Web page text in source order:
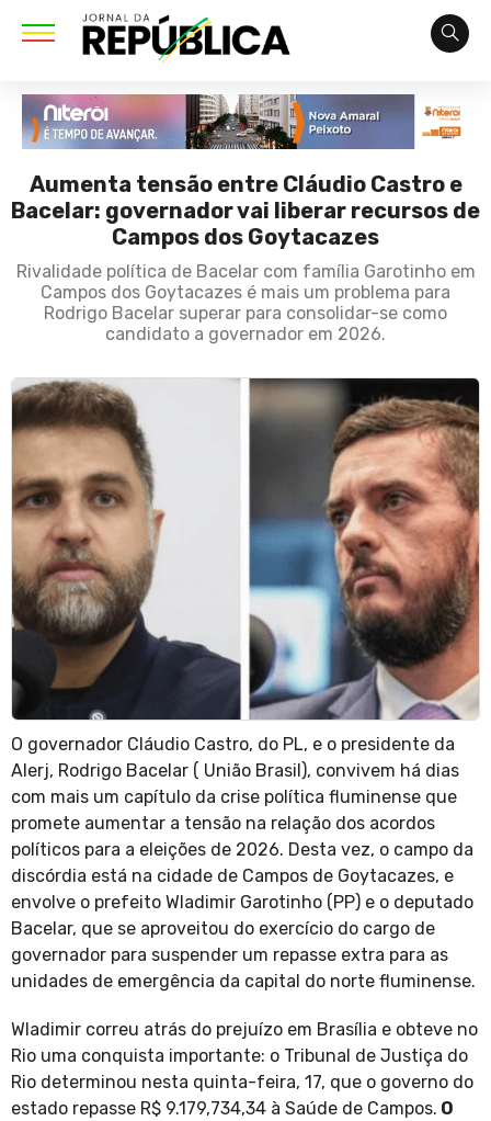
Aumenta tensão entre Cláudio Castro e
Bacelar: governador vai liberar recursos de
Campos dos Goytacazes
Rivalidade política de Bacelar com família Garotinho em
Campos dos Goytacazes é mais um problema para
Rodrigo Bacelar superar para consolidar-se como
candidato a governador em 2026.
O governador Cláudio Castro, do PL, e o presidente da
Alerj, Rodrigo Bacelar ( União Brasil), convivem há dias
com mais um capítulo da crise política fluminense que
promete aumentar a tensão na relação dos acordos
políticos para a eleições de 2026. Desta vez, o campo da
discórdia está na cidade de Campos de Goytacazes, e
envolve o prefeito Wladimir Garotinho (PP) e o deputado
Bacelar, que se aproveitou do exercício do cargo de
governador para suspender um repasse extra para as
unidades de emergência da capital do norte fluminense.
Wladimir correu atrás do prejuízo em Brasília e obteve no
Rio uma conquista importante: o Tribunal de Justiça do
Rio determinou nesta quinta-feira, 17, que o governo do
estado repasse R$ 9.179,734,34 à Saúde de Campos. O